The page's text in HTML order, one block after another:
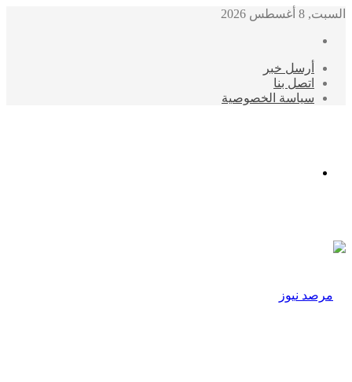
السبت, 8 أغسطس 2026
أرسل خبر
اتصل بنا
سياسة الخصوصية